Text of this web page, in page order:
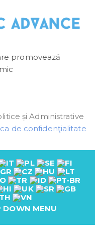
promovează
și Administrative
de confidenţialitate